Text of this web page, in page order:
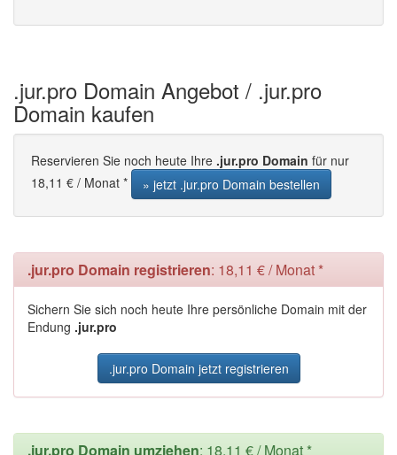
.jur.pro Domain Angebot / .jur.pro
Domain kaufen
Reservieren Sie noch heute Ihre .jur.pro Domain für nur
18,11 € / Monat *
» jetzt .jur.pro Domain bestellen
.jur.pro Domain registrieren: 18,11 € / Monat *
Sichern Sie sich noch heute Ihre persönliche Domain mit der
Endung .jur.pro
.jur.pro Domain jetzt registrieren
.jur.pro Domain umziehen: 18,11 € / Monat *